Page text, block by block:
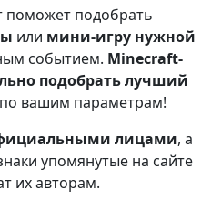
поможет подобрать
или мини-игру нужной
событием. Minecraft-
подобрать лучший
по вашим параметрам!
лицами, а
упомянутые на сайте
их авторам.